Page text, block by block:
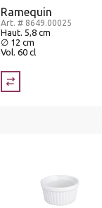
Ramequin
Art. # 8649.00025
Haut. 5,8 cm
∅ 12 cm
Vol. 60 cl